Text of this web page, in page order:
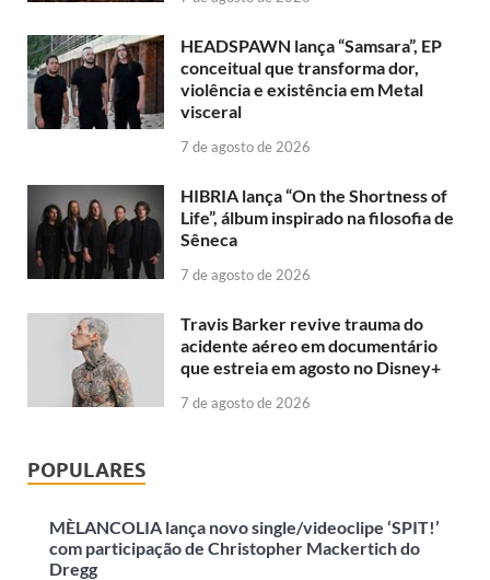
HEADSPAWN lança “Samsara”, EP
conceitual que transforma dor,
violência e existência em Metal
visceral
7 de agosto de 2026
HIBRIA lança “On the Shortness of
Life”, álbum inspirado na filosofia de
Sêneca
7 de agosto de 2026
Travis Barker revive trauma do
acidente aéreo em documentário
que estreia em agosto no Disney+
7 de agosto de 2026
POPULARES
MÈLANCOLIA lança novo single/videoclipe ‘SPIT!’
com participação de Christopher Mackertich do
Dregg